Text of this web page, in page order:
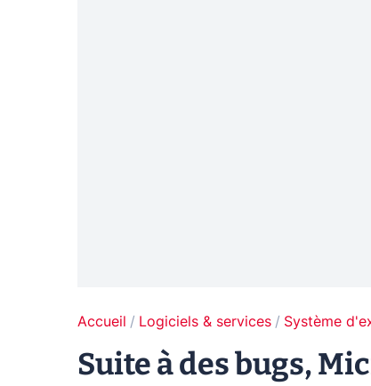
Accueil Logiciels & services Système
Suite à des bugs,